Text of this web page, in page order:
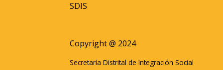
SDIS
Copyright @ 2024
Secretaría Distrital de Integración Social